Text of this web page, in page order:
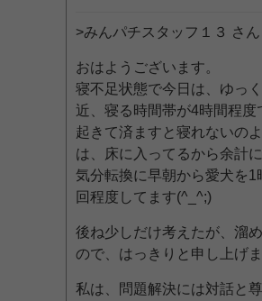
>みんパチスタッフ１３ さん
おはようございます。
寝不足状態で今日は、ゆっ
近、寝る時間帯が4時間程度
起きて済ますと寝れないの
は、床に入ってるから余計に
気分転換に早朝から愛犬を
回程度してます(^_^;)
後ね少しだけ考えたが、溜
ので、はっきりと申し上げま
私は、問題解決には対話と